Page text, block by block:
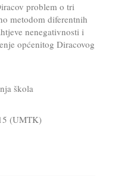
problem o tri
metodom diferentnih
nenegativnosti i
općenitog Diracovog
škola
(UMTK)